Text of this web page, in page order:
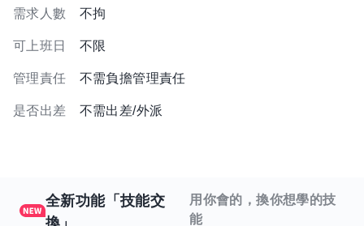
需求人數 不拘
可上班日 不限
管理責任 不需負擔管理責任
是否出差 不需出差/外派
全新功能「技能交
換」
用你會的，換你想學的技
能